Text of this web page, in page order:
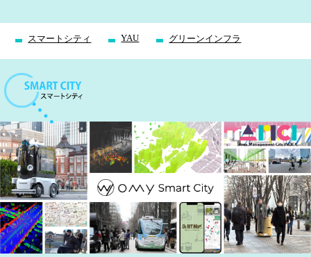
スマートシティ YAU グリーンインフラ